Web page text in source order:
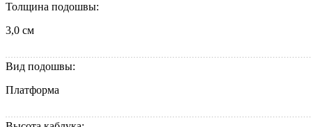
Толщина подошвы:
3,0 см
Вид подошвы:
Платформа